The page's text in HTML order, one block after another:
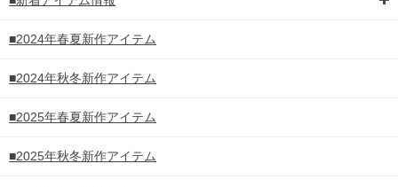
■2024年春夏新作アイテム
■2024年秋冬新作アイテム
■2025年春夏新作アイテム
■2025年秋冬新作アイテム